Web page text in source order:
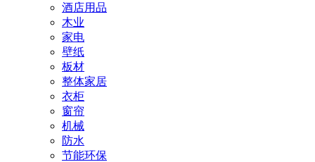
酒店用品
木业
家电
壁纸
板材
整体家居
衣柜
窗帘
机械
防水
节能环保